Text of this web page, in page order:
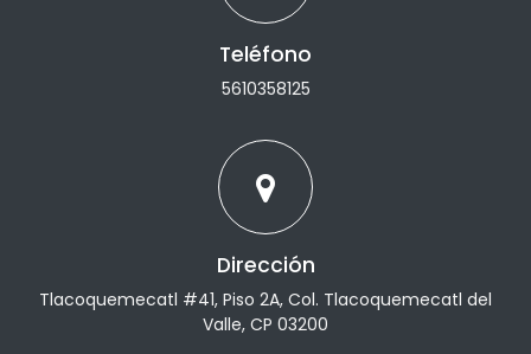
Teléfono
5610358125
Dirección
Tlacoquemecatl #41, Piso 2A, Col. Tlacoquemecatl del
Valle, CP 03200